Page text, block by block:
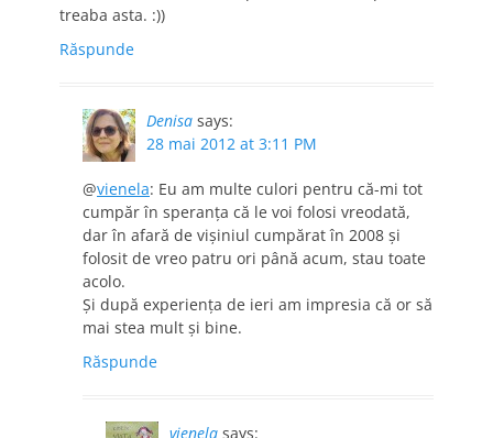
treaba asta. :))
Răspunde
Denisa says:
28 mai 2012 at 3:11 PM
@vienela: Eu am multe culori pentru că-mi tot
cumpăr în speranţa că le voi folosi vreodată,
dar în afară de vişiniul cumpărat în 2008 şi
folosit de vreo patru ori până acum, stau toate
acolo.
Şi după experienţa de ieri am impresia că or să
mai stea mult şi bine.
Răspunde
vienela says: